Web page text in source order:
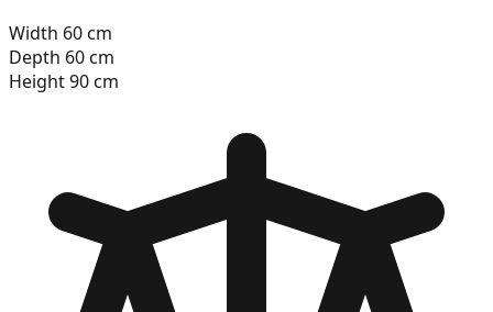
Width 60cm
Depth 60cm
Height90cm